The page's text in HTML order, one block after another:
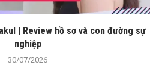
| Review hồ sơ và con đường sự
nghiệp
30/07/2026